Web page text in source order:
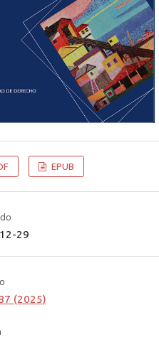
EPUB
29
(2025)